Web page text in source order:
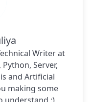
Writer at
Server,
and Artificial
making some